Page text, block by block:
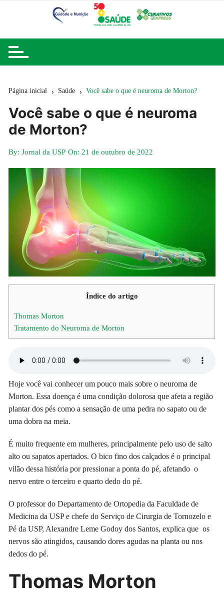
Página inicial Saúde Você sabe o que é neuroma de Morton?
Você sabe o que é neuroma
de Morton?
By: Jornal da USP On:21 de outubro de 2022
Índice do artigo
Thomas Morton
Tratamento do Neuroma de Morton
Hoje você vai conhecer um pouco mais sobre o neuroma de
Morton. Essa doença é uma condição dolorosa que afeta a região
plantar dos pés como a sensação de uma pedra no sapato ou de
uma dobra na meia.
É muito frequente em mulheres, principalmente pelo uso de salto
alto ou sapatos apertados. O bico fino dos calçados é o principal
vilão dessa história por pressionar a ponta do pé, afetando o
nervo entre o terceiro e quarto dedo do pé.
O professor do Departamento de Ortopedia da Faculdade de
Medicina da USP e chefe do Serviço de Cirurgia de Tornozelo e
Pé da USP, Alexandre Leme Godoy dos Santos, explica que os
nervos são atingidos, causando dores agudas na planta ou nos
dedos do pé.
Thomas Morton